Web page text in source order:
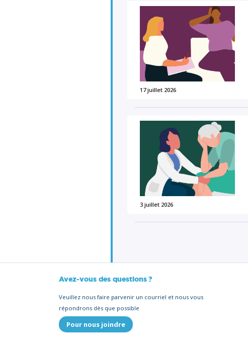
17 juillet 2026
3 juillet 2026
Avez-vous des questions ?
Veuillez nous faire parvenir un courriel et nous vous
répondrons dès que possible
Pour nous joindre